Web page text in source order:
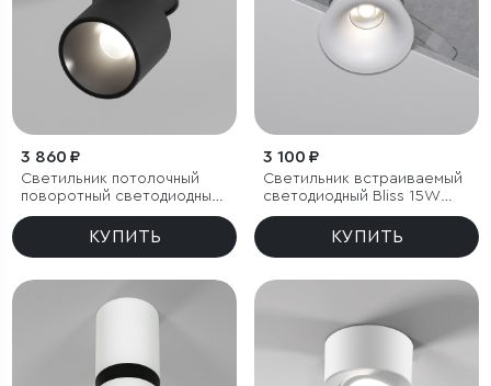
3 860 ₽
Светильник потолочный
поворотный светодиодный
Rolly 9W 4000K черный
КУПИТЬ
3 100 ₽
Светильник встраиваемый
светодиодный Bliss 15W
4000K белый
КУПИТЬ